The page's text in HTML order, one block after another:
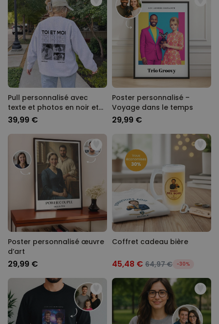
Pull personnalisé avec
texte et photos en noir et
blanc
39,99 €
Poster personnalisé –
Voyage dans le temps
29,99 €
Poster personnalisé œuvre
d’art
29,99 €
Coffret cadeau bière
45,48 € 64,97 € -30%